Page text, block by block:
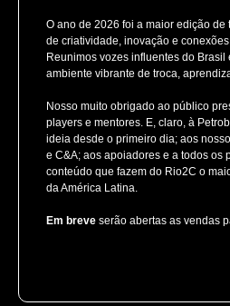
O ano de 2026 foi a maior edição de
de criatividade, inovação e
Reunimos vozes influentes do Brasil
ambiente vibrante de troca,
Nosso muito obrigado ao público
players e mentores. E, claro, à
ideia desde o primeiro dia; aos
e C&A; aos apoiadores e a todos os
conteúdo que fazem do Rio2C o
da América Latina.
Em breve serão abertas as vendas